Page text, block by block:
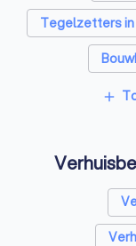
Tegelzetters
add